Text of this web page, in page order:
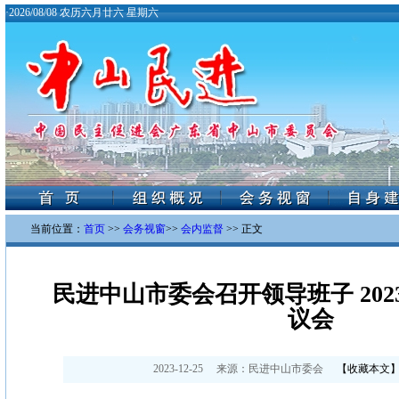
·2026/08/08 农历六月廿六 星期六
当前位置： 首页 >> 会务视窗>> 会内监督 >> 正文
民进中山市委会召开领导班子
议会
2023-12-25 来源： 民进中山市委会 【收藏本文